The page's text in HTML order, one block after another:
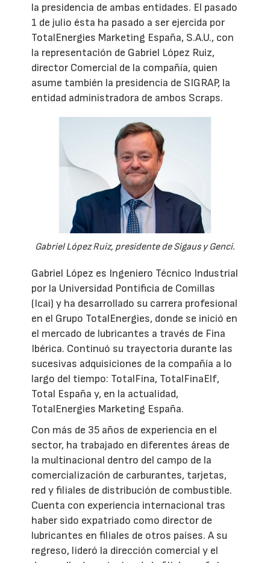
la presidencia de ambas entidades. El pasado
1 de julio ésta ha pasado a ser ejercida por
TotalEnergies Marketing España, S.A.U., con
la representación de Gabriel López Ruiz,
director Comercial de la compañía, quien
asume también la presidencia de SIGRAP, la
entidad administradora de ambos Scraps.
Gabriel López Ruiz, presidente de Sigaus y Genci.
Gabriel López es Ingeniero Técnico Industrial
por la Universidad Pontificia de Comillas
(Icai) y ha desarrollado su carrera profesional
en el Grupo TotalEnergies, donde se inició en
el mercado de lubricantes a través de Fina
Ibérica. Continuó su trayectoria durante las
sucesivas adquisiciones de la compañía a lo
largo del tiempo: TotalFina, TotalFinaElf,
Total España y, en la actualidad,
TotalEnergies Marketing España.
Con más de 35 años de experiencia en el
sector, ha trabajado en diferentes áreas de
la multinacional dentro del campo de la
comercialización de carburantes, tarjetas,
red y filiales de distribución de combustible.
Cuenta con experiencia internacional tras
haber sido expatriado como director de
lubricantes en filiales de otros países. A su
regreso, lideró la dirección comercial y el